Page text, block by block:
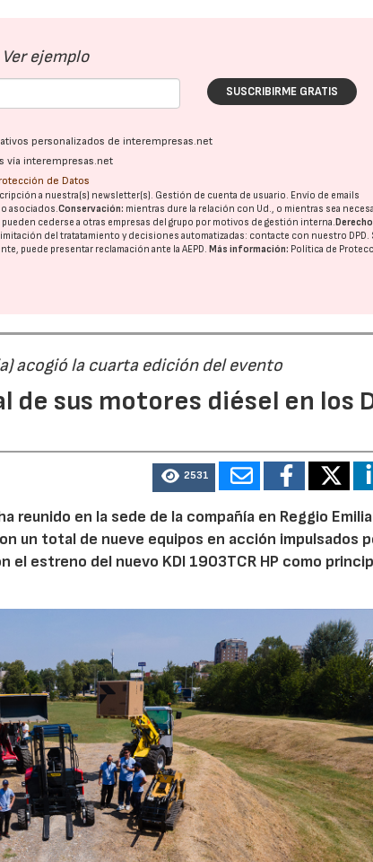
Ver ejemplo
SUSCRIBIRME GRATIS
personalizados de interempresas.net
vía interempresas.net
de Datos
a nuestra(s) newsletter(s). Gestión de cuenta de usuario. Envío de emails
asociados.Conservación: mientras dure la relación con Ud., o mientras sea
pueden cederse a otras empresas del grupo por motivos de gestión interna.
del tratatamiento y decisiones automatizadas: contacte con nuestro DPD.
puede presentar reclamación ante laAEPD. Más información: Política de
acogió la cuarta edición del evento
de sus motores diésel en los
2531
reunido en la sede de la compañía en Reggio
un total de nueve equipos en acción impulsados
el estreno del nuevo KDI 1903TCR HP como